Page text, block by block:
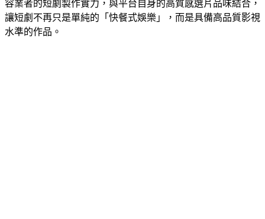
容業者的短劇製作實力，與平台自身的高質感選片品味結合，
讓短劇不再只是單純的「快餐式娛樂」，而是具備高品質影視
水準的作品。